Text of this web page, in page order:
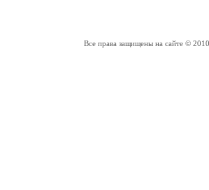
Все права защищены на сайте ©